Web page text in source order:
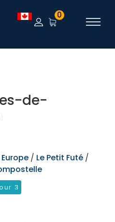
0
de-
Europe / Le Petit Futé /
3